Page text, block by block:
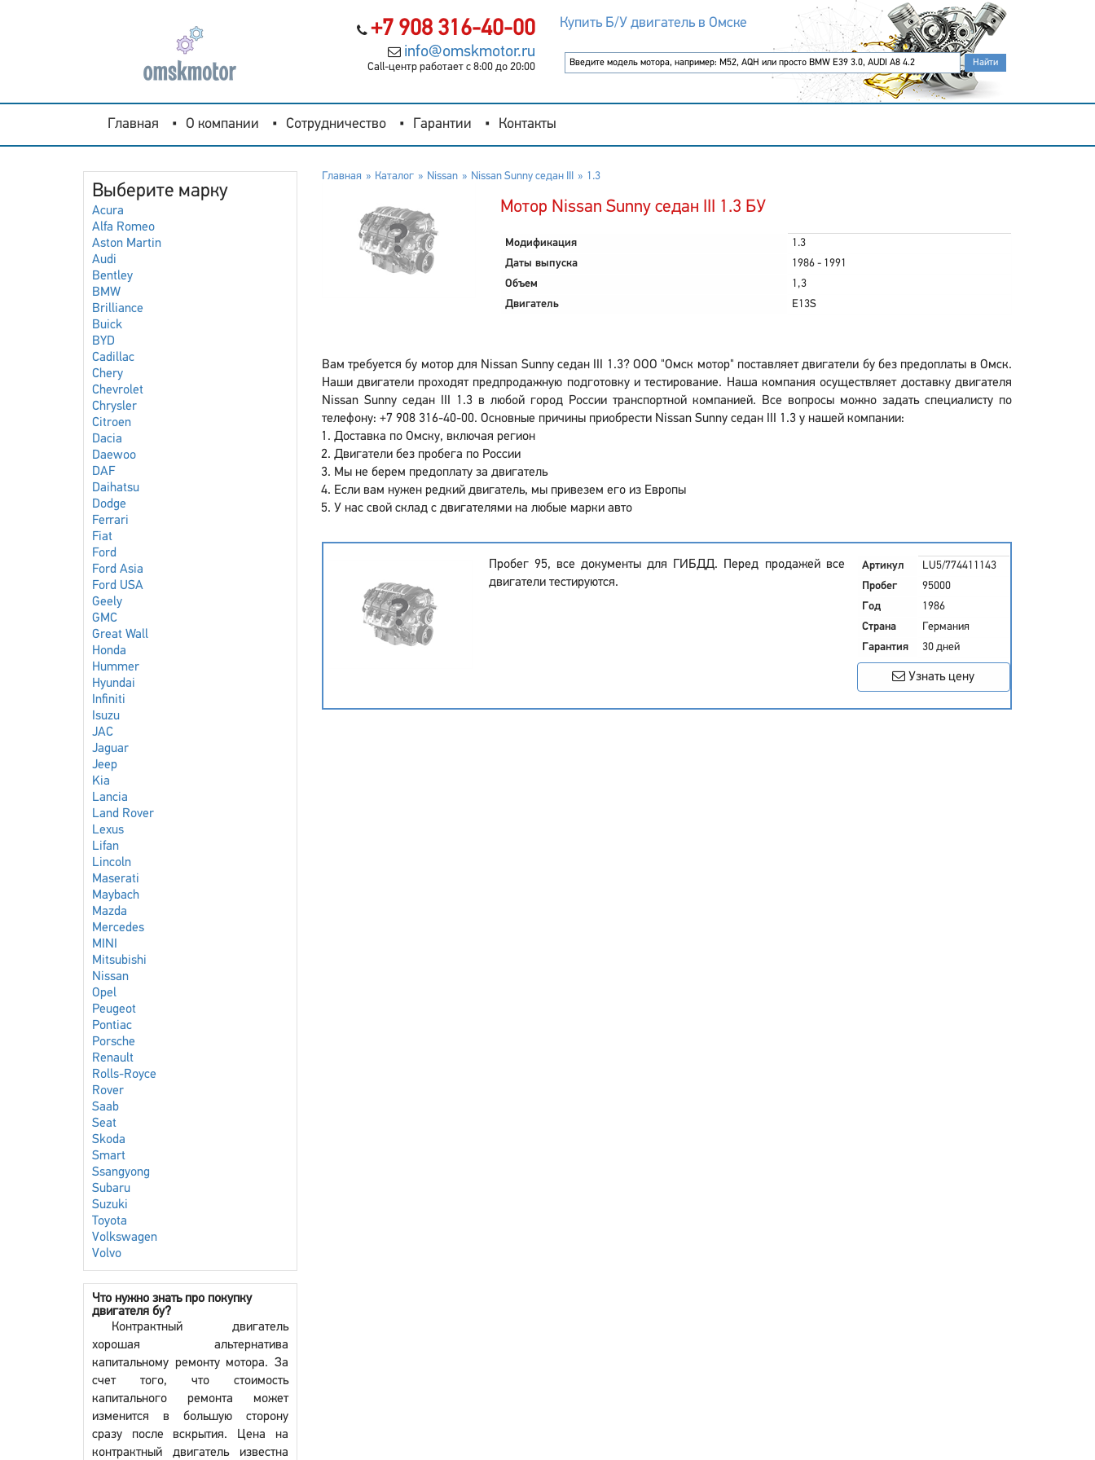
+7 908 316-40-00
info@omskmotor.ru
Call-центр работает с 8:00 до 20:00
Купить Б/У двигатель в Омске
Главная О компании Сотрудничество Гарантии Контакты
Выберите марку
Acura
Alfa Romeo
Aston Martin
Audi
Bentley
BMW
Brilliance
Buick
BYD
Cadillac
Chery
Chevrolet
Chrysler
Citroen
Dacia
Daewoo
DAF
Daihatsu
Dodge
Ferrari
Fiat
Ford
Ford Asia
Ford USA
Geely
GMC
Great Wall
Honda
Hummer
Hyundai
Infiniti
Isuzu
JAC
Jaguar
Jeep
Kia
Lancia
Land Rover
Lexus
Lifan
Lincoln
Maserati
Maybach
Mazda
Mercedes
MINI
Mitsubishi
Nissan
Opel
Peugeot
Pontiac
Porsche
Renault
Rolls-Royce
Rover
Saab
Seat
Skoda
Smart
Ssangyong
Subaru
Suzuki
Toyota
Volkswagen
Volvo
Что нужно знать про покупку
двигателя бу?
Контрактный двигатель
хорошая альтернатива
капитальному ремонту мотора. За
счет того, что стоимость
капитального ремонта может
изменится в большую сторону
сразу после вскрытия. Цена на
контрактный двигатель известна
Главная Каталог Nissan Nissan Sunny седан III 1.3
Мотор Nissan Sunny седан III 1.3 БУ
Модификация
1.3
Даты выпуска
1986 - 1991
Объем
1,3
Двигатель
E13S
Вам требуется бу мотор для Nissan Sunny седан III 1.3? ООО "Омск мотор" поставляет двигатели бу без предоплаты в Омск.
Наши двигатели проходят предпродажную подготовку и тестирование. Наша компания осуществляет доставку двигателя
Nissan Sunny седан III 1.3 в любой город России транспортной компанией. Все вопросы можно задать специалисту по
телефону: +7 908 316-40-00. Основные причины приобрести Nissan Sunny седан III 1.3 у нашей компании:
Доставка по Омску, включая регион
Двигатели без пробега по России
Мы не берем предоплату за двигатель
Если вам нужен редкий двигатель, мы привезем его из Европы
У нас свой склад с двигателями на любые марки авто
Пробег 95, все документы для ГИБДД. Перед продажей все
двигатели тестируются.
Артикул
LU5/774411143
Пробег
95000
Год
1986
Страна
Германия
Гарантия
30 дней
Узнать цену